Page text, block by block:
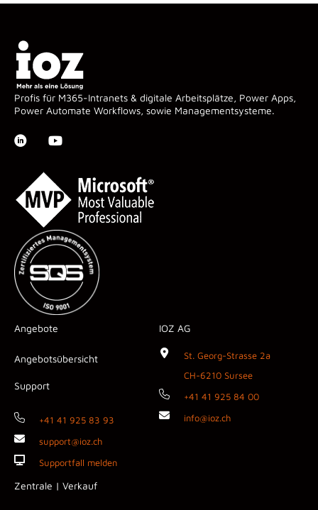
Profis für M365-Intranets & digitale Arbeitsplätze, Power Apps,
Power Automate Workflows, sowie Managementsysteme.
Angebote
Angebotsübersicht
Support
+41 41 925 83 93
support@ioz.ch
Supportfall melden
Zentrale | Verkauf
IOZ AG
St. Georg-Strasse 2a
CH-6210 Sursee
+41 41 925 84 00
info@ioz.ch